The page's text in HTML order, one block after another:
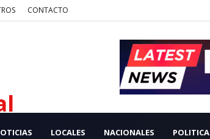
CONTACTO
LOCALES NACIONALES POLITICA